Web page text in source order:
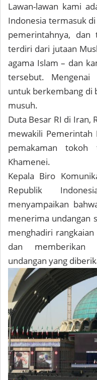
Lawan-lawan kami
Indonesia termasuk
pemerintahnya, dan
terdiri dari jutaan
agama Islam – dan
tersebut. Mengenai
untuk berkembang di
musuh.
Duta Besar RI di Iran,
mewakili Pemerintah
pemakaman
Khamenei.
Kepala Biro
Republik
menyampaikan
menerima undangan
menghadiri
dan memberikan
undangan yang